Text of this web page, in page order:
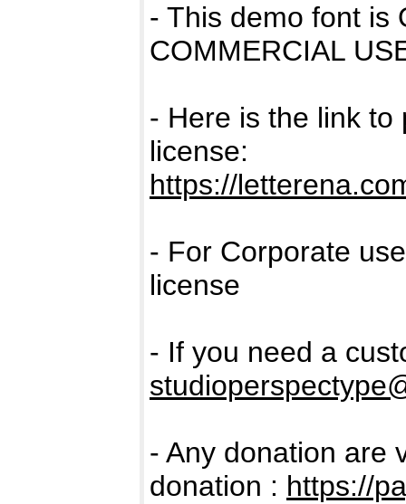
- This demo font is
COMMERCIAL
- Here is the link to
license:
https://
- For Corporate
license
- If you need a
- Any donation are
donation : https://